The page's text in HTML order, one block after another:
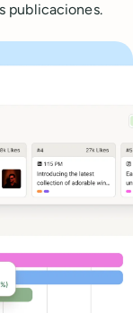
publicaciones.